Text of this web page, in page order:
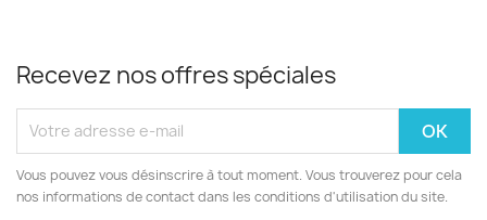
Recevez nos offres spéciales
Vous pouvez vous désinscrire à tout moment. Vous trouverez pour cela
nos informations de contact dans les conditions d'utilisation du site.